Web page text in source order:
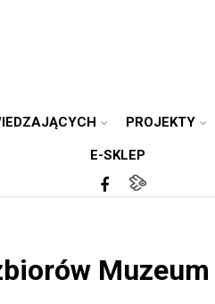
PROJEKTY
E-SKLEP